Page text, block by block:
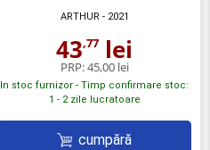
ARTHUR- 2021
43,77 lei
PRP:45,00 lei
In stoc furnizor - Timp confirmare stoc:
1 - 2 zile lucratoare
cumpără